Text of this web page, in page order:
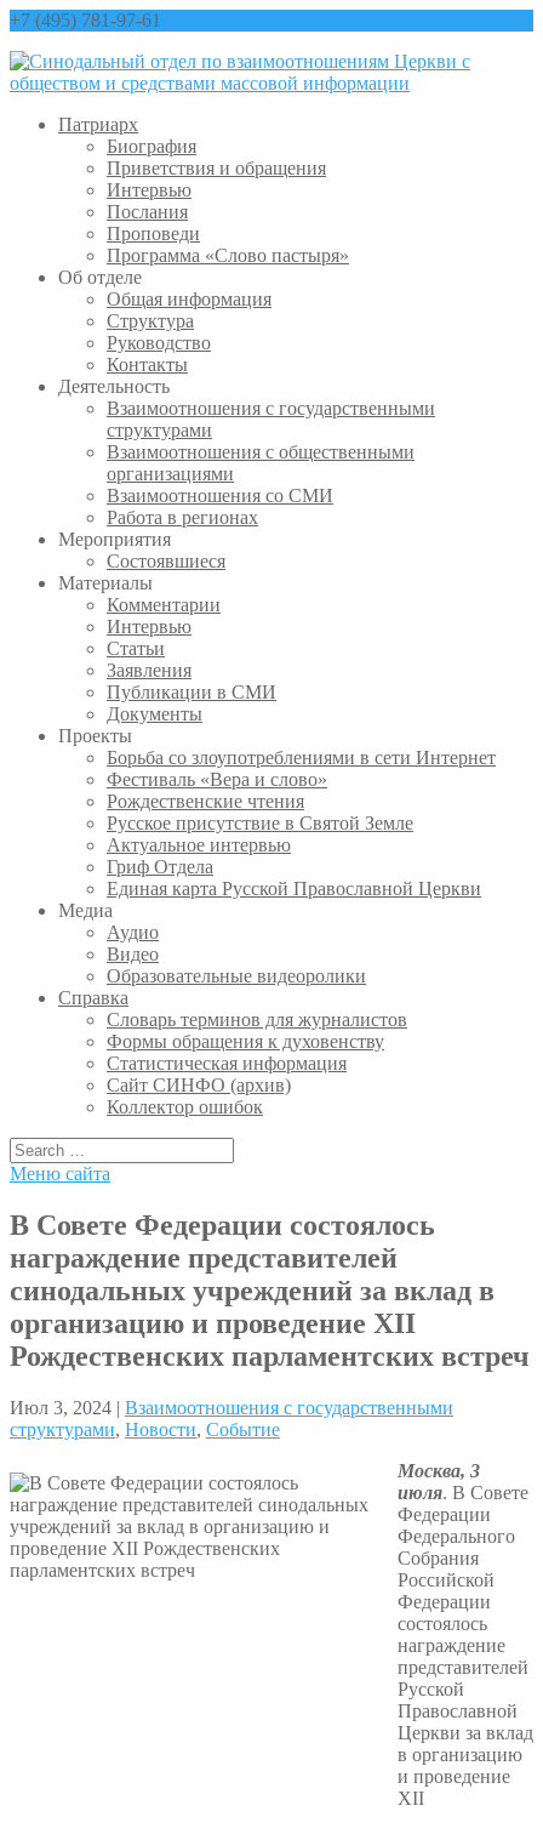
+7 (495) 781-97-61
Патриарх
Биография
Приветствия и обращения
Интервью
Послания
Проповеди
Программа «Слово пастыря»
Об отделе
Общая информация
Структура
Руководство
Контакты
Деятельность
Взаимоотношения с государственными
структурами
Взаимоотношения с общественными
организациями
Взаимоотношения со СМИ
Работа в регионах
Мероприятия
Состоявшиеся
Материалы
Комментарии
Интервью
Статьи
Заявления
Публикации в СМИ
Документы
Проекты
Борьба со злоупотреблениями в сети Интернет
Фестиваль «Вера и слово»
Рождественские чтения
Русское присутствие в Святой Земле
Актуальное интервью
Гриф Отдела
Единая карта Русской Православной Церкви
Медиа
Аудио
Видео
Образовательные видеоролики
Справка
Словарь терминов для журналистов
Формы обращения к духовенству
Статистическая информация
Сайт СИНФО (архив)
Коллектор ошибок
Меню сайта
В Совете Федерации состоялось
награждение представителей
синодальных учреждений за вклад в
организацию и проведение XII
Рождественских парламентских встреч
Июл 3, 2024 | Взаимоотношения с государственными
структурами, Новости, Событие
Москва, 3
июля. В Совете
Федерации
Федерального
Собрания
Российской
Федерации
состоялось
награждение
представителей
Русской
Православной
Церкви за вклад
в организацию
и проведение
XII